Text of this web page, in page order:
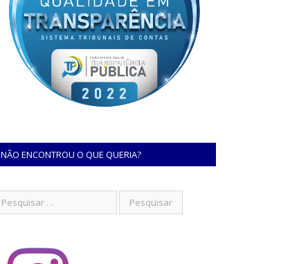
NÃO ENCONTROU O QUE QUERIA?